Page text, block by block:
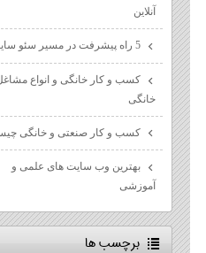
آنلاین
5 راه پیشرفت در مسیر سئو سایت ها
کسب و کار خانگی و انواع
خانگی
کسب و کار صنعتی و خانگی
بهترین وب سایت های علمی و
آموزشی
برچسب ها